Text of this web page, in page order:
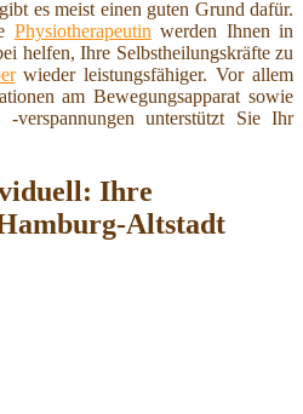
es meist einen guten Grund dafür.
Physiotherapeutin werden Ihnen in
helfen, Ihre Selbstheilungskräfte zu
wieder leistungsfähiger. Vor allem
am Bewegungsapparat sowie
verspannungen unterstützt Sie Ihr
Ihre
Altstadt